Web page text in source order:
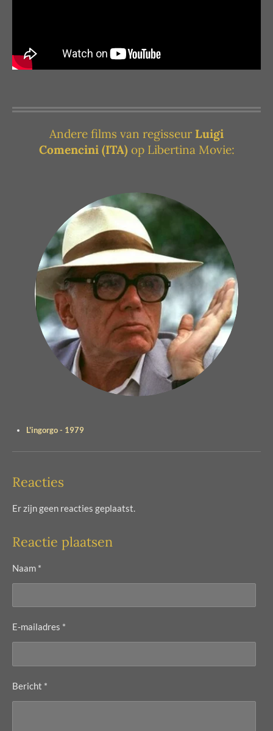
Andere films van regisseur Luigi
Comencini (ITA) op Libertina Movie:
L'ingorgo - 1979
Reacties
Er zijn geen reacties geplaatst.
Reactie plaatsen
Naam *
E-mailadres *
Bericht *